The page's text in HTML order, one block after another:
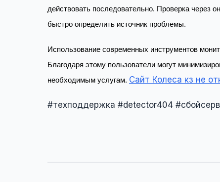
действовать последовательно. Проверка через
быстро определить источник проблемы.
Использование современных инструментов
Благодаря этому пользователи могут
необходимым услугам. Сайт Колеса кз не
#техподдержка #detector404